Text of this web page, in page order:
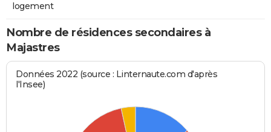
logement
Nombre de résidences secondaires à
Majastres
Données 2022 (source : Linternaute.com d'après
l'Insee)